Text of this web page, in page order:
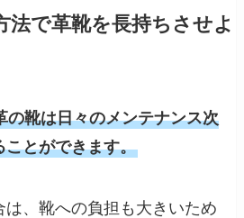
法で革靴を長持ちさせよ
の靴は日々のメンテナンス次
ことができます。
は、靴への負担も大きいため